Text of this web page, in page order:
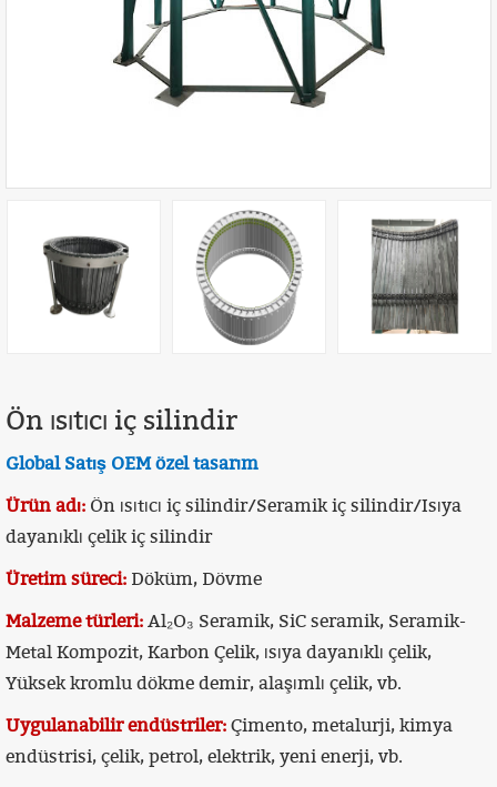
Ön ısıtıcı iç silindir
Global Satış OEM özel tasarım
Ürün adı: Ön ısıtıcı iç silindir/Seramik iç silindir/Isıya
dayanıklı çelik iç silindir
Üretim süreci: Döküm, Dövme
Malzeme türleri: Al₂O₃ Seramik, SiC seramik, Seramik-
Metal Kompozit, Karbon Çelik, ısıya dayanıklı çelik,
Yüksek kromlu dökme demir, alaşımlı çelik, vb.
Uygulanabilir endüstriler: Çimento, metalurji, kimya
endüstrisi, çelik, petrol, elektrik, yeni enerji, vb.